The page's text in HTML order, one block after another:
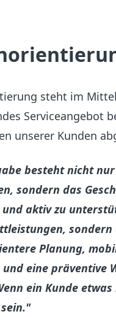
steht im
Serviceangebot
unserer Kunden
besteht nicht
sondern das
und aktiv zu
Planung,
eine präventive
ein Kunde